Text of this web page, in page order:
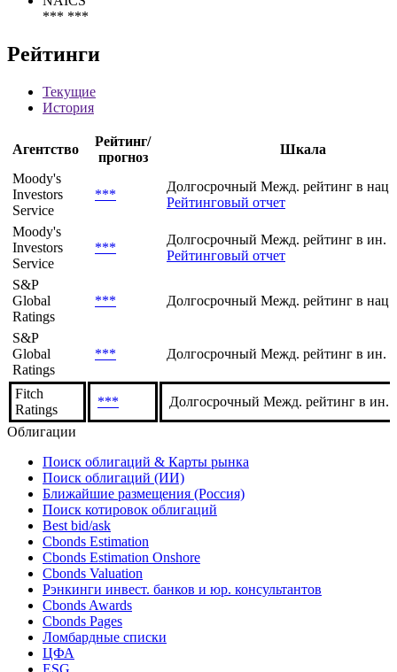
*** ***
Рейтинги
Текущие
История
Агентство
Рейтинг/
прогноз
Шкала
Moody's
Investors
Service
***
Долгосрочный Межд. рейтинг в нац.
Рейтинговый отчет
Moody's
Investors
Service
***
Долгосрочный Межд. рейтинг в ин.
Рейтинговый отчет
S&P
Global
Ratings
*** Долгосрочный Межд. рейтинг в нац.
S&P
Global
Ratings
*** Долгосрочный Межд. рейтинг в ин.
Fitch
Ratings
***
Долгосрочный Межд. рейтинг в ин.
Облигации
Поиск облигаций & Карты рынка
Поиск облигаций (ИИ)
Ближайшие размещения (Россия)
Поиск котировок облигаций
Best bid/ask
Cbonds Estimation
Cbonds Estimation Onshore
Cbonds Valuation
Рэнкинги инвест. банков и юр. консультантов
Cbonds Awards
Cbonds Pages
Ломбардные списки
ЦФА
ESG